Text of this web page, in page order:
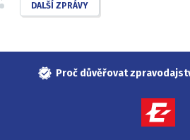
DALŠÍ ZPRÁVY
Proč důvěřovat